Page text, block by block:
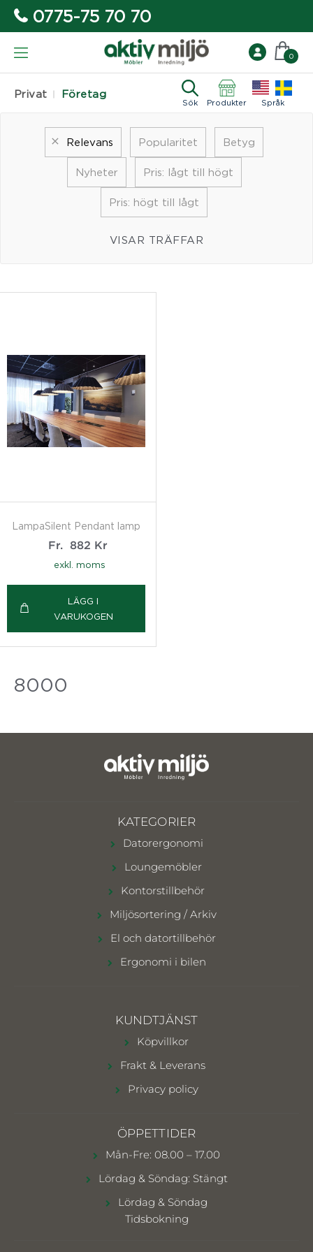
0775-75 70 70
Privat Företag
Sök Produkter Språk
0
Relevans Popularitet Betyg
Nyheter Pris: lågt till högt
Pris: högt till lågt
VISAR TRÄFFAR
LampaSilent Pendant lamp
Fr.
882 Kr
exkl. moms
LÄGG I
VARUKOGEN
8000
KATEGORIER
Datorergonomi
Loungemöbler
Kontorstillbehör
Miljösortering / Arkiv
El och datortillbehör
Ergonomi i bilen
KUNDTJÄNST
Köpvillkor
Frakt & Leverans
Privacy policy
ÖPPETTIDER
Mån-Fre: 08.00 – 17.00
Lördag & Söndag: Stängt
Lördag & Söndag
Tidsbokning